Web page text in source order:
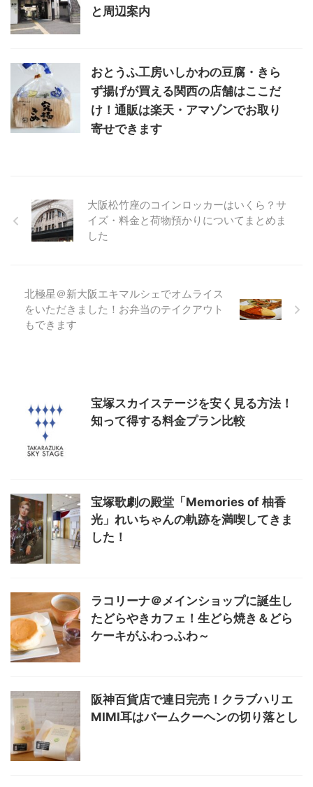
と周辺案内
おとうふ工房いしかわの豆腐・きら
ず揚げが買える関西の店舗はここだ
け！通販は楽天・アマゾンでお取り
寄せできます
大阪松竹座のコインロッカーはいくら？サ
イズ・料金と荷物預かりについてまとめま
した
北極星＠新大阪エキマルシェでオムライス
をいただきました！お弁当のテイクアウト
もできます
宝塚スカイステージを安く見る方法！
知って得する料金プラン比較
宝塚歌劇の殿堂「Memories of 柚香
光」れいちゃんの軌跡を満喫してきま
した！
ラコリーナ＠メインショップに誕生し
たどらやきカフェ！生どら焼き＆どら
ケーキがふわっふわ～
阪神百貨店で連日完売！クラブハリエ
MIMI耳はバームクーヘンの切り落とし